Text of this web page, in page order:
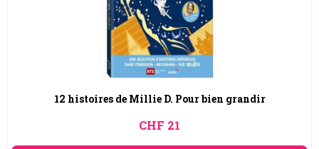
12 histoires de Millie D. Pour bien grandir
CHF 21